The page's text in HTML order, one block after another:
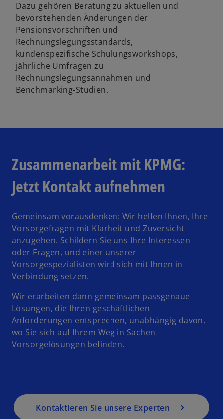
Dazu gehören Beratung zu aktuellen und
bevorstehenden Änderungen der
Pensionsvorschriften und
Rechnungslegungsstandards,
kundenspezifische Schulungsworkshops,
jährliche Umfragen zu
Rechnungslegungsannahmen und
Benchmarking-Studien.
Zusammenarbeit mit KPMG:
Jetzt Kontakt aufnehmen
Gemeinsam vorausdenken: Wir helfen Ihnen, Ihre
Vorsorgefragen mit Klarheit und Zuversicht
anzugehen. Schildern Sie uns Ihre Interessen
oder Fragen, und einer unserer
Vorsorgespezialisten wird sich mit Ihnen in
Verbindung setzen.
Wir erarbeiten dann gemeinsam passgenaue
Lösungen, die Ihren geschäftlichen
Anforderungen entsprechen, unabhängig davon,
wo Sie sich auf Ihrem Weg in Sachen
Vorsorgelösungen befinden.
Kontaktieren Sie unsere Experten
n
n